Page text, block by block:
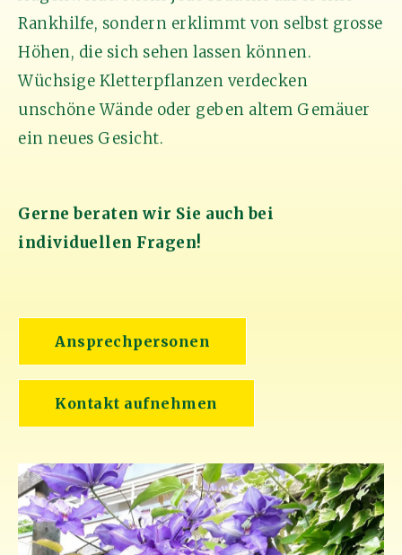
Rankhilfe, sondern erklimmt von selbst grosse
Höhen, die sich sehen lassen können.
Wüchsige Kletterpflanzen verdecken
unschöne Wände oder geben altem Gemäuer
ein neues Gesicht.
Gerne beraten wir Sie auch bei
individuellen Fragen!
Ansprechpersonen
Kontakt aufnehmen